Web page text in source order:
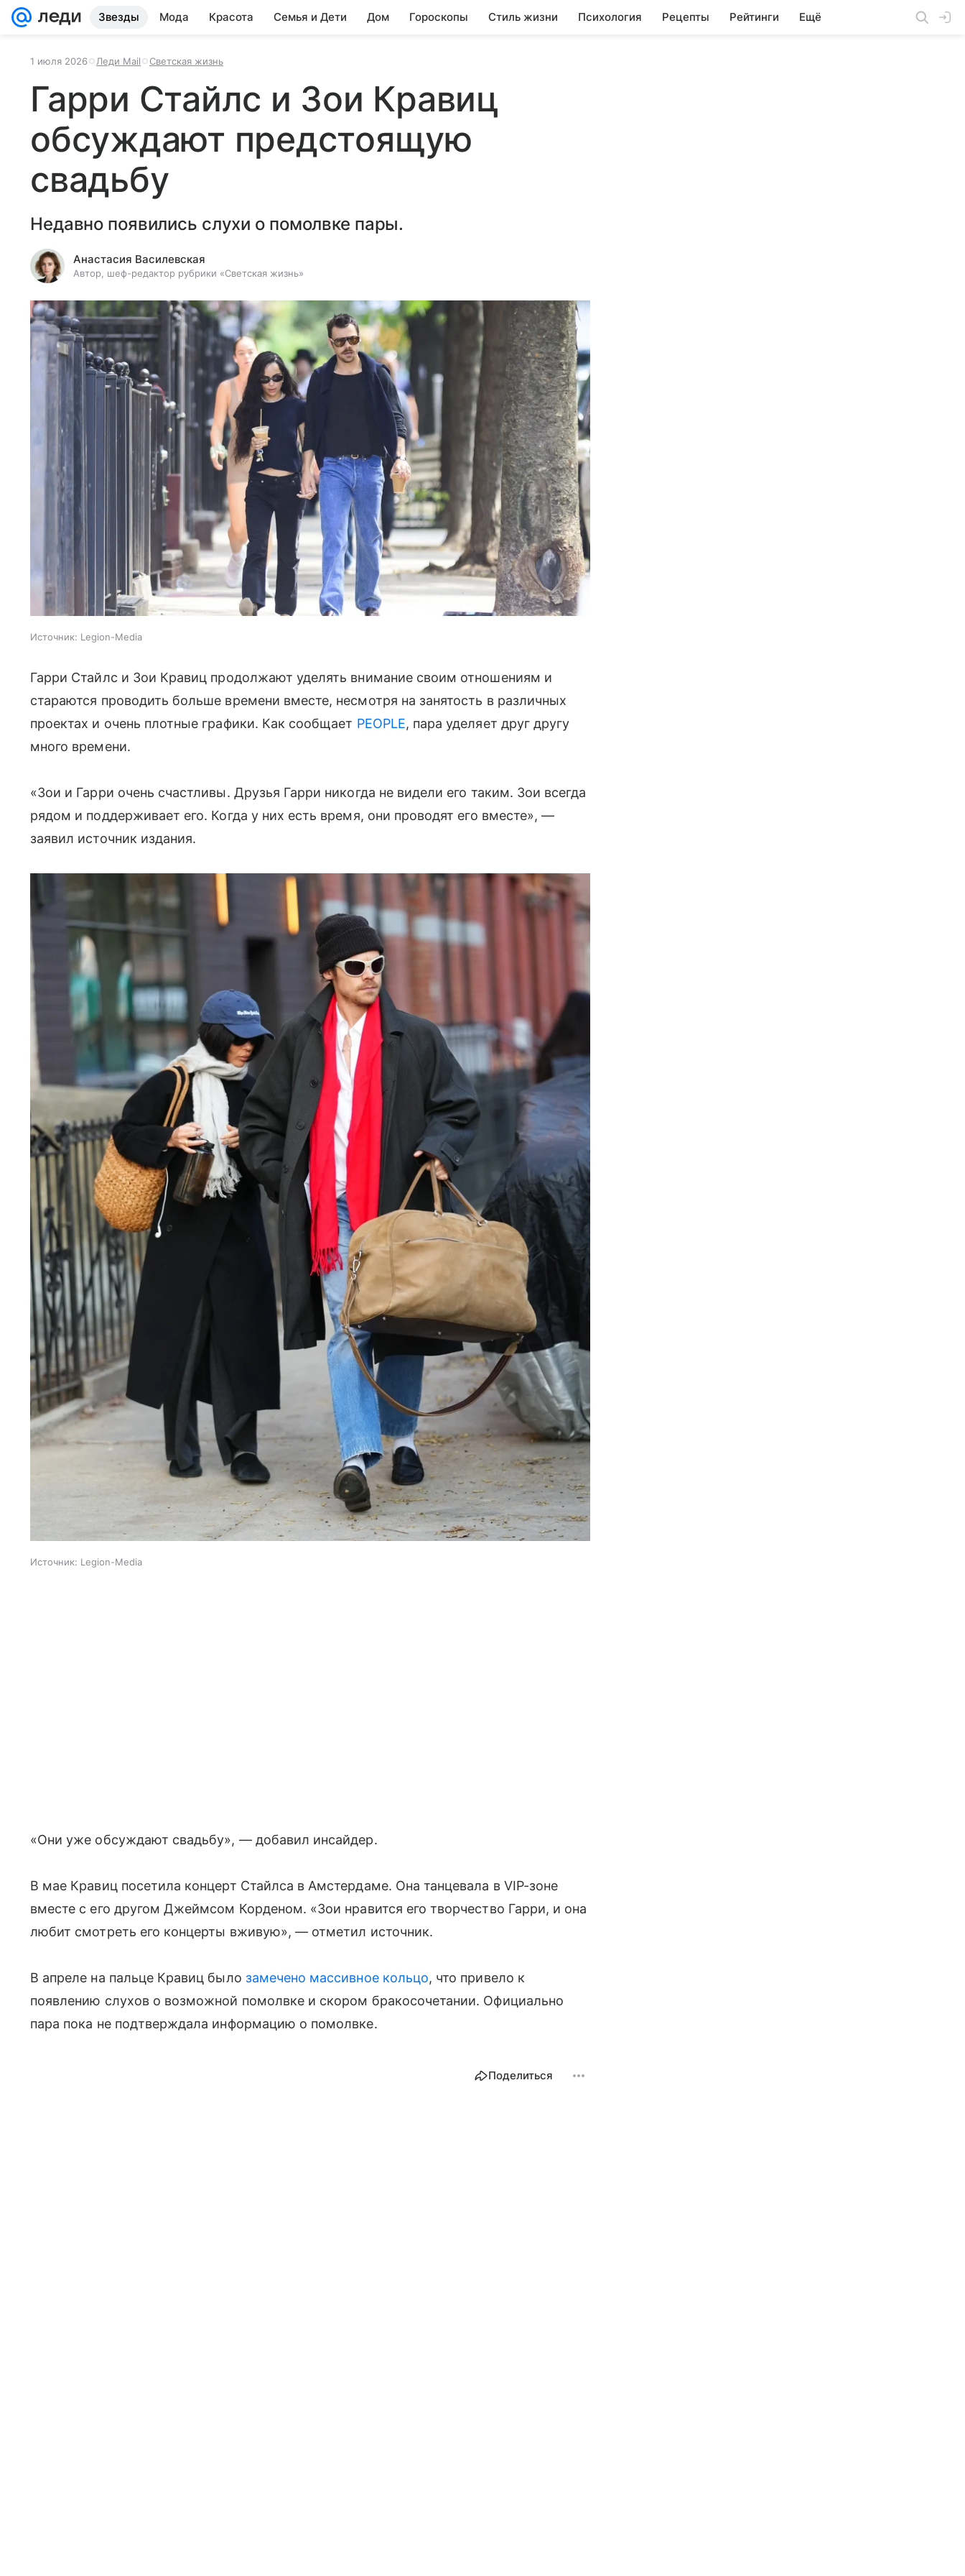
Звезды Мода Красота Семья и Дети Дом Гороскопы Стиль жизни Психология Рецепты Рейтинги Ещё
1 июля 2026 Леди Mail Светская жизнь
Гарри Стайлс и Зои Кравиц
обсуждают предстоящую
свадьбу
Недавно появились слухи о помолвке пары.
Анастасия Василевская
Автор, шеф-редактор рубрики «Светская жизнь»
Источник: Legion-Media
Гарри Стайлс и Зои Кравиц продолжают уделять внимание своим отношениям и
стараются проводить больше времени вместе, несмотря на занятость в различных
проектах и очень плотные графики. Как сообщает PEOPLE, пара уделяет друг другу
много времени.
«Зои и Гарри очень счастливы. Друзья Гарри никогда не видели его таким. Зои всегда
рядом и поддерживает его. Когда у них есть время, они проводят его вместе», —
заявил источник издания.
Источник: Legion-Media
«Они уже обсуждают свадьбу», — добавил инсайдер.
В мае Кравиц посетила концерт Стайлса в Амстердаме. Она танцевала в VIP-зоне
вместе с его другом Джеймсом Корденом. «Зои нравится его творчество Гарри, и она
любит смотреть его концерты вживую», — отметил источник.
В апреле на пальце Кравиц было замечено массивное кольцо, что привело к
появлению слухов о возможной помолвке и скором бракосочетании. Официально
пара пока не подтверждала информацию о помолвке.
Поделиться